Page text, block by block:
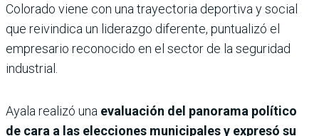
Colorado viene con una trayectoria deportiva y social
que reivindica un liderazgo diferente, puntualizó el
empresario reconocido en el sector de la seguridad
industrial.
Ayala realizó una evaluación del panorama político
de cara a las elecciones municipales y expresó su